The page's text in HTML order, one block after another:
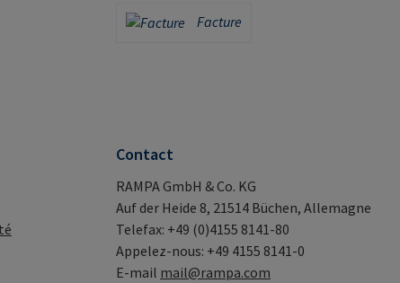
Facture
Facture
Contact
RAMPA GmbH & Co. KG
Auf der Heide 8, 21514 Büchen, Allemagne
Telefax: +49 (0)4155 8141-80
Appelez-nous: +49 4155 8141-0
E-mail mail@rampa.com